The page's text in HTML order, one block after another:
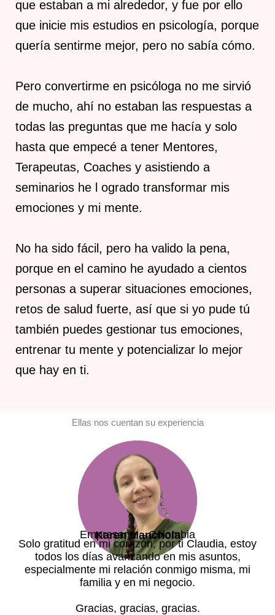
que estaban a mi alrededor, y fue por ello
que inicie mis estudios en psicología, porque
quería sentirme mejor, pero no sabía cómo.
Pero convertirme en psicóloga no me sirvió
de mucho, ahí no estaban las respuestas a
todas las preguntas que me hacía y solo
hasta que empecé a tener Mentores,
Terapeutas, Coaches y asistiendo a
seminarios he l ogrado transformar mis
emociones y mi mente.
No ha sido fácil, pero ha valido la pena,
porque en el camino he ayudado a cientos
personas a superar situaciones emociones,
retos de salud fuerte, así que si yo pude tú
también puedes gestionar tus emociones,
entrenar tu mente y potencializar lo mejor
que hay en ti.
Ellas nos cuentan su experiencia
Karen Manchola
Empresaria – Colombia
Solo gratitud en mi corazón, por ti Claudia, estoy
todos los días avanzando en mis asuntos,
especialmente mi relación conmigo misma, mi
familia y en mi negocio.
Gracias, gracias, gracias.